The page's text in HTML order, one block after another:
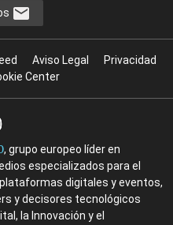
Aviso Legal
Privacidad
Center
, grupo europeo líder en
especializados para el
digitales y eventos,
y decisores tecnológicos
la Innovación y el